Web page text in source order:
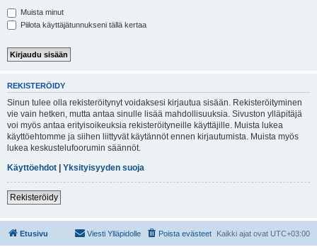
Muista minut
Piilota käyttäjätunnukseni tällä kertaa
REKISTERÖIDY
Sinun tulee olla rekisteröitynyt voidaksesi kirjautua sisään. Rekisteröityminen
vie vain hetken, mutta antaa sinulle lisää mahdollisuuksia. Sivuston ylläpitäjä
voi myös antaa erityisoikeuksia rekisteröityneille käyttäjille. Muista lukea
käyttöehtomme ja siihen liittyvät käytännöt ennen kirjautumista. Muista myös
lukea keskustelufoorumin säännöt.
Käyttöehdot | Yksityisyyden suoja
Rekisteröidy
Etusivu Kaikki ajat ovat UTC+03:00
Poista evästeet
Viesti Ylläpidolle